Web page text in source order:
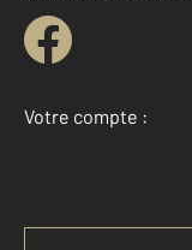
Votre compte :